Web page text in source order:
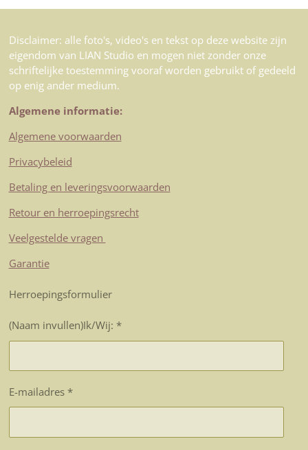
Disclaimer: alle foto's, video's en tekst op deze website zijn
eigendom van LIAN Studio en mogen niet zonder onze
schriftelijke toestemming vooraf worden gebruikt of gedeeld
op enig ander medium.
Algemene informatie:
Algemene voorwaarden
Privacybeleid
Betaling en leveringsvoorwaarden
Retour en herroepingsrecht
Veelgestelde vragen
Garantie
Herroepingsformulier
(Naam invullen)Ik/Wij: *
E-mailadres *